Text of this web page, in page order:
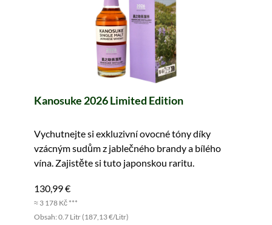
Kanosuke 2026 Limited Edition
Vychutnejte si exkluzivní ovocné tóny díky
vzácným sudům z jablečného brandy a bílého
vína. Zajistěte si tuto japonskou raritu.
130,99 €
≈ 3 178 Kč ***
Obsah: 0.7 Litr (187,13 €/Litr)